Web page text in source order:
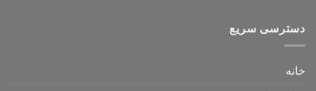
دسترسی سریع
خانه